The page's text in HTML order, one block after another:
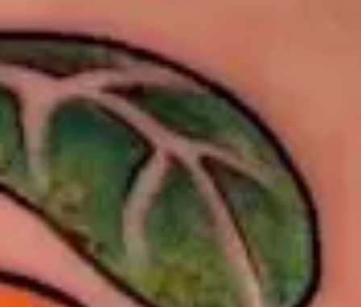
Lørdag: 10:00 - 14:00
Kontakt oss
(+47) 24 02 20 16
STOCKFLETHS GATE 51, 0461 OSLO
BOOKING@MASTERPIECE.NO
Andre henvendelser
POST@MASTERPIECE.NO
Følg oss
INSTAGRAM
FACEBOOK
TIKTOK